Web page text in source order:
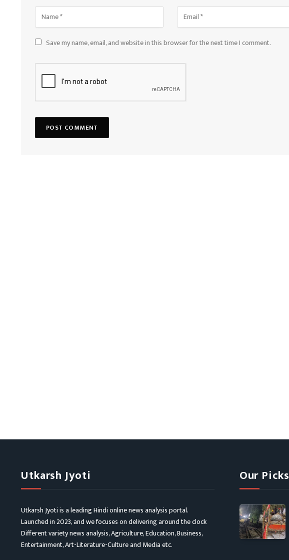
Save my name, email, and website in this browser for the next time I comment.
Utkarsh Jyoti
Utkarsh Jyoti is a leading Hindi online news analysis portal.
Launched in 2023, and we focuses on delivering around the clock
Different variety news analysis, Agriculture, Education, Business,
Entertainment, Art-Literature-Culture and Media etc.
Our Picks